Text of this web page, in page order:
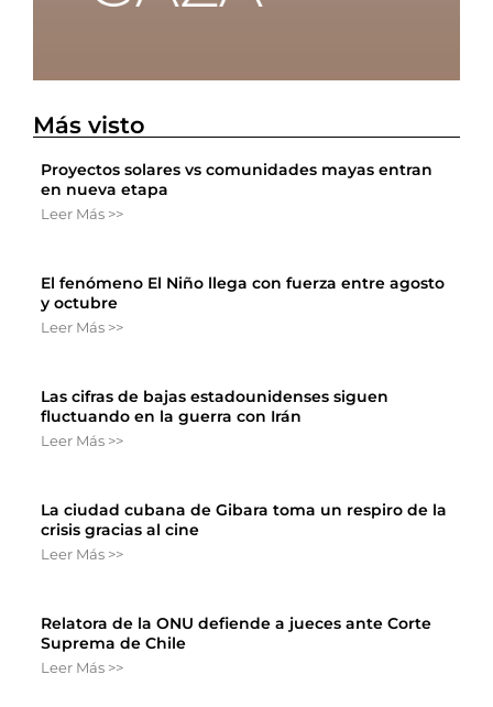
Más visto
Proyectos solares vs comunidades mayas entran
en nueva etapa
Leer Más >>
El fenómeno El Niño llega con fuerza entre agosto
y octubre
Leer Más >>
Las cifras de bajas estadounidenses siguen
fluctuando en la guerra con Irán
Leer Más >>
La ciudad cubana de Gibara toma un respiro de la
crisis gracias al cine
Leer Más >>
Relatora de la ONU defiende a jueces ante Corte
Suprema de Chile
Leer Más >>